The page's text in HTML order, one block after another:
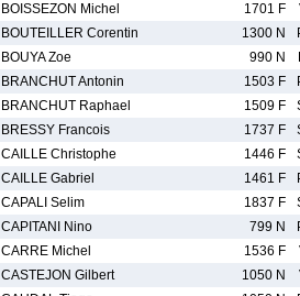
BOISSEZON Michel 1701 F
BOUTEILLER Corentin 1300 N
BOUYA Zoe 990 N
BRANCHUT Antonin 1503 F
BRANCHUT Raphael 1509 F
BRESSY Francois 1737 F
CAILLE Christophe 1446 F
CAILLE Gabriel 1461 F
CAPALI Selim 1837 F
CAPITANI Nino 799 N
CARRE Michel 1536 F
CASTEJON Gilbert 1050 N